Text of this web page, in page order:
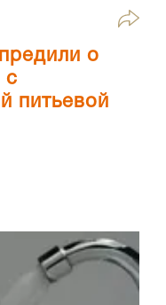
о
с
питьевой